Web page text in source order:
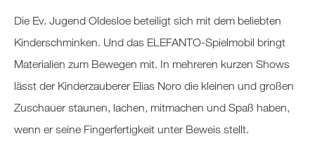
Die Ev. Jugend Oldesloe beteiligt sich mit dem beliebten
Kinderschminken. Und das ELEFANTO-Spielmobil bringt
Materialien zum Bewegen mit. In mehreren kurzen Shows
lässt der Kinderzauberer Elias Noro die kleinen und großen
Zuschauer staunen, lachen, mitmachen und Spaß haben,
wenn er seine Fingerfertigkeit unter Beweis stellt.